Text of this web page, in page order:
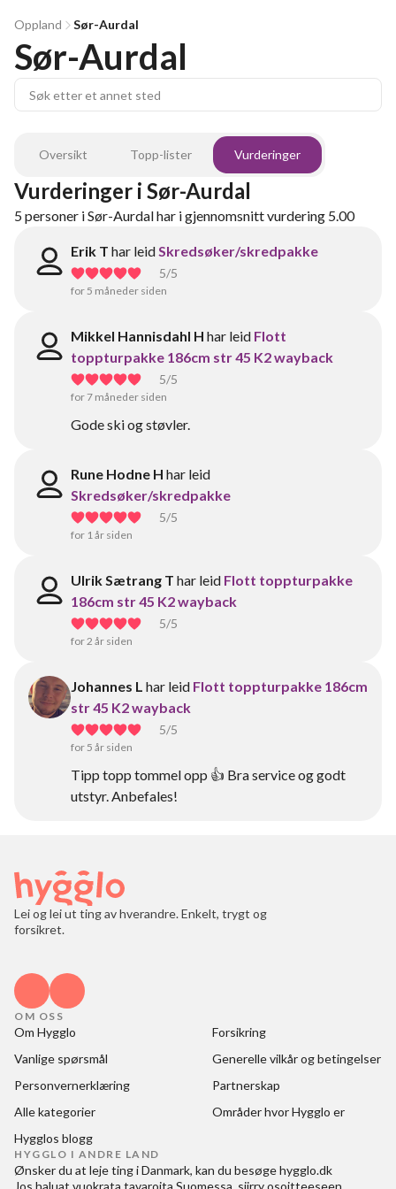
Oppland Sør-Aurdal
Sør-Aurdal
Oversikt Topp-lister Vurderinger
Vurderinger i Sør-Aurdal
5personer iSør-Aurdalhar i gjennomsnitt vurdering 5.00
Erik T har leidSkredsøker/skredpakke
5/5
for 5 måneder siden
Mikkel Hannisdahl H har leid Flott
toppturpakke 186cm str 45 K2 wayback
5/5
for 7 måneder siden
Gode ski og støvler.
Rune Hodne H har leid
Skredsøker/skredpakke
5/5
for 1 år siden
Ulrik Sætrang T har leid Flott toppturpakke
186cm str 45 K2 wayback
5/5
for 2 år siden
Johannes L har leid Flott toppturpakke 186cm
str 45 K2 wayback
5/5
for 5 år siden
Tipp topp tommel opp 👍 Bra service og godt
utstyr. Anbefales!
Lei og lei ut ting av hverandre. Enkelt, trygt og
forsikret.
OM OSS
Om Hygglo
Forsikring
Vanlige spørsmål
Generelle vilkår og betingelser
Personvernerklæring
Partnerskap
Alle kategorier
Områder hvor Hygglo er
Hygglos blogg
HYGGLO I ANDRE LAND
Ønsker du at leje ting i Danmark, kan du besøgehygglo.dk
Jos haluat vuokrata tavaroita Suomessa , siirry osoitteeseen